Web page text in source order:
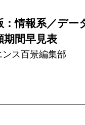
：情報系／デ
期間早見表
ス百景編集部